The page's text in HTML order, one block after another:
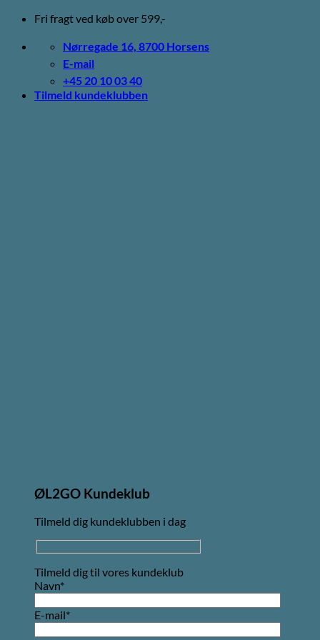
Fortsæt
indhold
Fri fragt ved køb over 599,-
Nørregade 16, 8700 Horsens
E-mail
+45 20 10 03 40
Tilmeld kundeklubben
ØL2GO Kundeklub
Tilmeld dig kundeklubben i dag
Tilmeld dig til vores kundeklub
Navn*
E-mail*